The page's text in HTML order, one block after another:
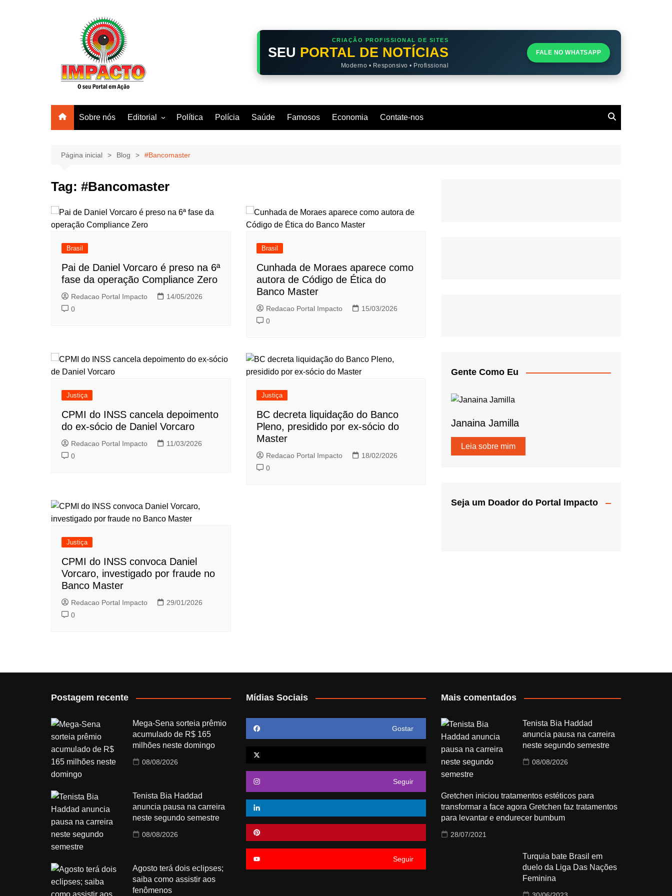
CRIAÇÃO PROFISSIONAL DE SITES
SEU PORTAL DE NOTÍCIAS
Moderno • Responsivo • Profissional
FALE NO WHATSAPP
Sobre nós Editorial
Manaus
Mundo
Política Polícia Saúde Famosos Economia Contate-nos
Página inicial Blog #Bancomaster
Tag: #Bancomaster
Brasil
Pai de Daniel Vorcaro é preso na 6ª
fase da operação Compliance Zero
Redacao Portal Impacto
14/05/2026
0
Brasil
Cunhada de Moraes aparece como
autora de Código de Ética do
Banco Master
Redacao Portal Impacto
15/03/2026
0
Justiça
CPMI do INSS cancela depoimento
do ex-sócio de Daniel Vorcaro
Redacao Portal Impacto
11/03/2026
0
Justiça
BC decreta liquidação do Banco
Pleno, presidido por ex-sócio do
Master
Redacao Portal Impacto
18/02/2026
0
Justiça
CPMI do INSS convoca Daniel
Vorcaro, investigado por fraude no
Banco Master
Redacao Portal Impacto
29/01/2026
0
Gente Como Eu
Janaina Jamilla
Leia sobre mim
Seja um Doador do Portal Impacto
Postagem recente
Mega-Sena sorteia prêmio
acumulado de R$ 165
milhões neste domingo
08/08/2026
Tenista Bia Haddad
anuncia pausa na carreira
neste segundo semestre
08/08/2026
Agosto terá dois eclipses;
saiba como assistir aos
fenômenos
Mídias Sociais
Gostar
Seguir
Seguir
Mais comentados
Tenista Bia Haddad
anuncia pausa na carreira
neste segundo semestre
08/08/2026
Gretchen iniciou tratamentos estéticos para
transformar a face agora Gretchen faz tratamentos
para levantar e endurecer bumbum
28/07/2021
Turquia bate Brasil em
duelo da Liga Das Nações
Feminina